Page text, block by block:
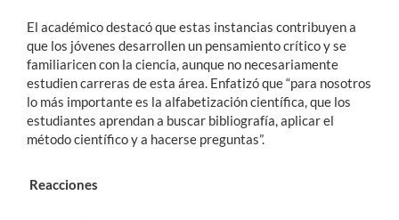
El académico destacó que estas instancias contribuyen a
que los jóvenes desarrollen un pensamiento crítico y se
familiaricen con la ciencia, aunque no necesariamente
estudien carreras de esta área. Enfatizó que “para nosotros
lo más importante es la alfabetización científica, que los
estudiantes aprendan a buscar bibliografía, aplicar el
método científico y a hacerse preguntas”.
Reacciones